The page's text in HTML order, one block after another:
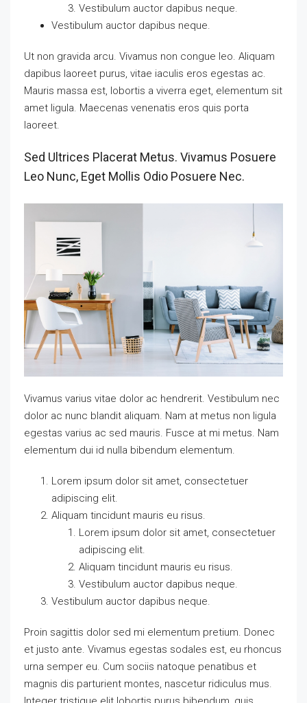
Vestibulum auctor dapibus neque.
Vestibulum auctor dapibus neque.
Ut non gravida arcu. Vivamus non congue leo. Aliquam
dapibus laoreet purus, vitae iaculis eros egestas ac.
Mauris massa est, lobortis a viverra eget, elementum sit
amet ligula. Maecenas venenatis eros quis porta
laoreet.
Sed Ultrices Placerat Metus. Vivamus Posuere
Leo Nunc, Eget Mollis Odio Posuere Nec.
Vivamus varius vitae dolor ac hendrerit. Vestibulum nec
dolor ac nunc blandit aliquam. Nam at metus non ligula
egestas varius ac sed mauris. Fusce at mi metus. Nam
elementum dui id nulla bibendum elementum.
Lorem ipsum dolor sit amet, consectetuer
adipiscing elit.
Aliquam tincidunt mauris eu risus.
Lorem ipsum dolor sit amet, consectetuer
adipiscing elit.
Aliquam tincidunt mauris eu risus.
Vestibulum auctor dapibus neque.
Vestibulum auctor dapibus neque.
Proin sagittis dolor sed mi elementum pretium. Donec
et justo ante. Vivamus egestas sodales est, eu rhoncus
urna semper eu. Cum sociis natoque penatibus et
magnis dis parturient montes, nascetur ridiculus mus.